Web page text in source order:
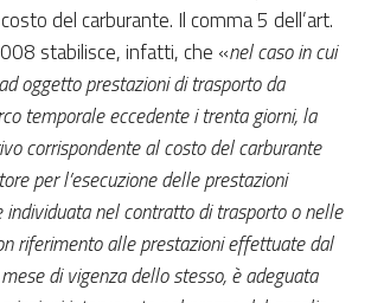
del carburante. Il comma 5 dell’art.
stabilisce, infatti, che «nel caso in cui
oggetto prestazioni di trasporto da
temporale eccedente i trenta giorni, la
corrispondente al costo del carburante
per l’esecuzione delle prestazioni
nel contratto di trasporto o nelle
riferimento alle prestazioni effettuate dal
di vigenza dello stesso, è adeguata